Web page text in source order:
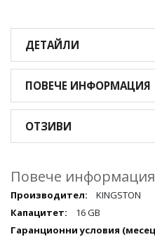
ДЕТАЙЛИ
ПОВЕЧЕ ИНФОРМАЦИЯ
ОТЗИВИ
Повече информация
Повече
информация
KINGSTON
16 GB